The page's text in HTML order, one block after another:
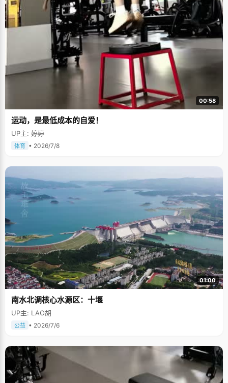
00:58
运动，是最低成本的自爱！
UP主: 婷婷
体育 • 2026/7/8
01:00
南水北调核心水源区：十堰
UP主: LAO胡
公益 • 2026/7/6